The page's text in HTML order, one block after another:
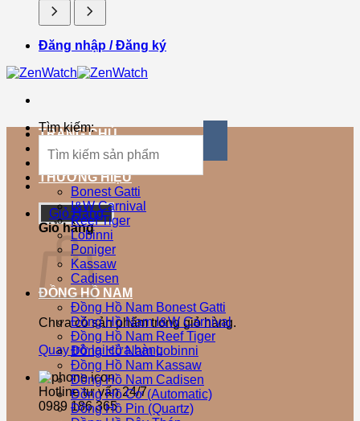
Đăng nhập / Đăng ký
Tìm kiếm:
Giỏ Hàng
Giỏ hàng
Chưa có sản phẩm trong giỏ hàng.
Quay trở lại cửa hàng
Hotline tư vấn 24/7
0989 186 365
TRANG CHỦ
SẢN PHẨM MỚI
SẢN PHẨM BÁN CHẠY
THƯƠNG HIỆU
Bonest Gatti
I&W Carnival
Reef Tiger
Lobinni
Poniger
Kassaw
Cadisen
ĐỒNG HỒ NAM
Đồng Hồ Nam Bonest Gatti
Đồng Hồ Nam I&W Carnival
Đồng Hồ Nam Reef Tiger
Đồng Hồ Nam Lobinni
Đồng Hồ Nam Kassaw
Đồng Hồ Nam Cadisen
Đồng Hồ Cơ (Automatic)
Đồng Hồ Pin (Quartz)